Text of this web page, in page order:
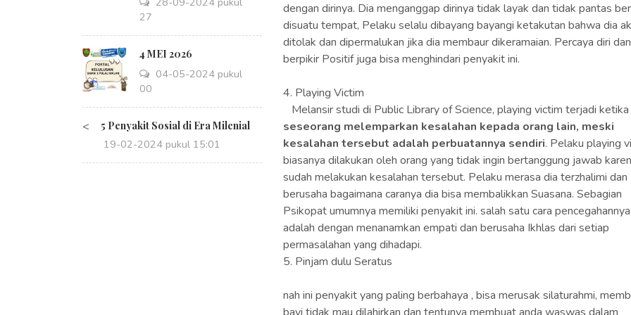
14:27
4 MEI 2026
04-05-2024 pukul
08:00
< 5 Penyakit Sosial di Era Milenial
19-02-2024 pukul 15:01
dengan dirinya. Dia menganggap dirinya tidak layak dan tidak pantas
disuatu tempat, Pelaku selalu dibayang bayangi ketakutan bahwa dia
ditolak dan dipermalukan jika dia membaur dikeramaian. Percaya diri dan
berpikir Positif juga bisa menghindari penyakit ini.
4. Playing Victim
Melansir studi di Public Library of Science, playing victim terjadi ketika
seseorang melemparkan kesalahan kepada orang lain, meski
kesalahan tersebut adalah perbuatannya sendiri. Pelaku playing
biasanya dilakukan oleh orang yang tidak ingin bertanggung jawab
sudah melakukan kesalahan tersebut. Pelaku merasa dia terzhalimi dan
berusaha bagaimana caranya dia bisa membalikkan Suasana. Sebagian
Psikopat umumnya memiliki penyakit ini. salah satu cara pencegahannya
adalah dengan menanamkan empati dan berusaha Ikhlas dari setiap
permasalahan yang dihadapi.
5. Pinjam dulu Seratus
nah ini penyakit yang paling berbahaya , bisa merusak silaturahmi,